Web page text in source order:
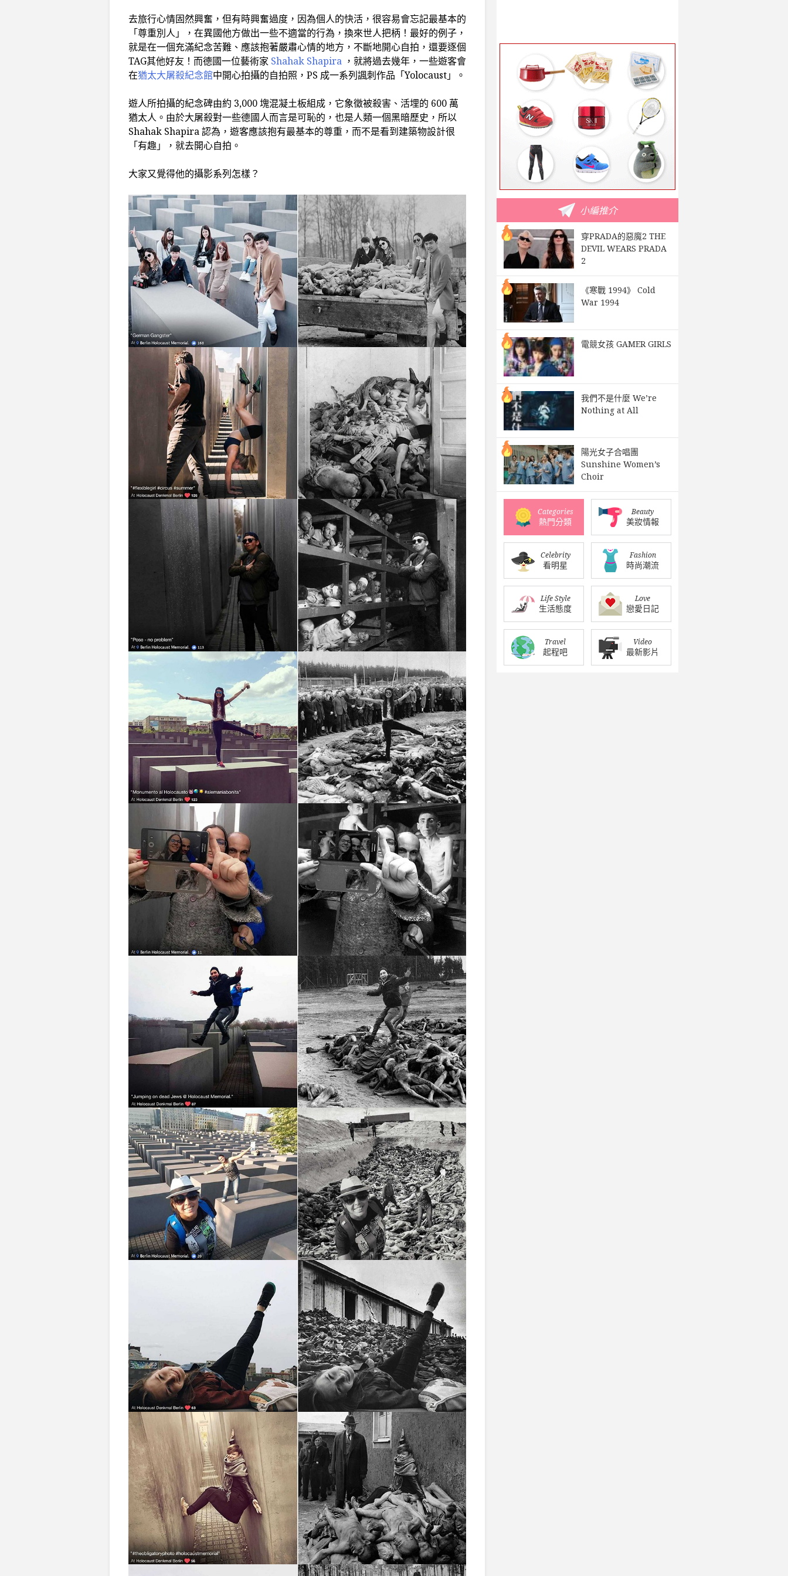
去旅行心情固然興奮，但有時興奮過度，因為個人的快活，很容易會忘記最基本的
「尊重別人」，在異國他方做出一些不適當的行為，換來世人把柄！最好的例子，
就是在一個充滿紀念苦難、應該抱著嚴肅心情的地方，不斷地開心自拍，還要逐個
TAG其他好友！而德國一位藝術家 Shahak Shapira ，就將過去幾年，一些遊客會
在猶太大屠殺紀念館中開心拍攝的自拍照，PS 成一系列諷刺作品「Yolocaust」。
遊人所拍攝的紀念碑由約 3,000 塊混凝土板組成，它象徵被殺害、活埋的 600 萬
猶太人。由於大屠殺對一些德國人而言是可恥的，也是人類一個黑暗歷史，所以
Shahak Shapira 認為，遊客應該抱有最基本的尊重，而不是看到建築物設計很
「有趣」，就去開心自拍。
大家又覺得他的攝影系列怎樣？
小編推介
穿PRADA的惡魔2 THE
DEVIL WEARS PRADA
2
《寒戰 1994》 Cold
War 1994
電競女孩 GAMER GIRLS
我們不是什麼 We’re
Nothing at All
陽光女子合唱團
Sunshine Women’s
Choir
Categories
熱門分類
Beauty
美妝情報
Celebrity
看明星
Fashion
時尚潮流
Life Style
生活態度
Love
戀愛日記
Travel
起程吧
Video
最新影片